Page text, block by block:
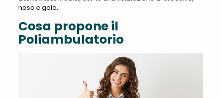
naso e gola.
Cosa propone il
Poliambulatorio